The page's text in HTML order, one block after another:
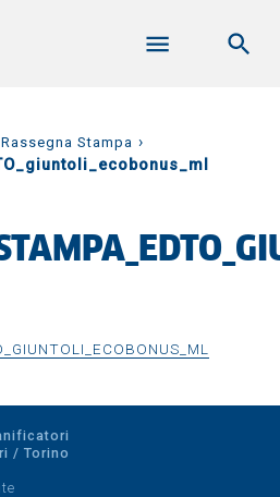
Rassegna Stampa ›
/ Torino